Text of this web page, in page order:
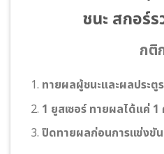
ชนะ สกอร์
กติ
ทายผลผู้ชนะและผลประตู
1 ยูสเซอร์ ทายผลได้แค่ 1
ปิดทายผลก่อนการแข่งขัน